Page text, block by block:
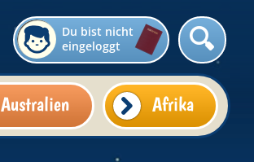
Du bist nicht
eingeloggt
Australien Afrika